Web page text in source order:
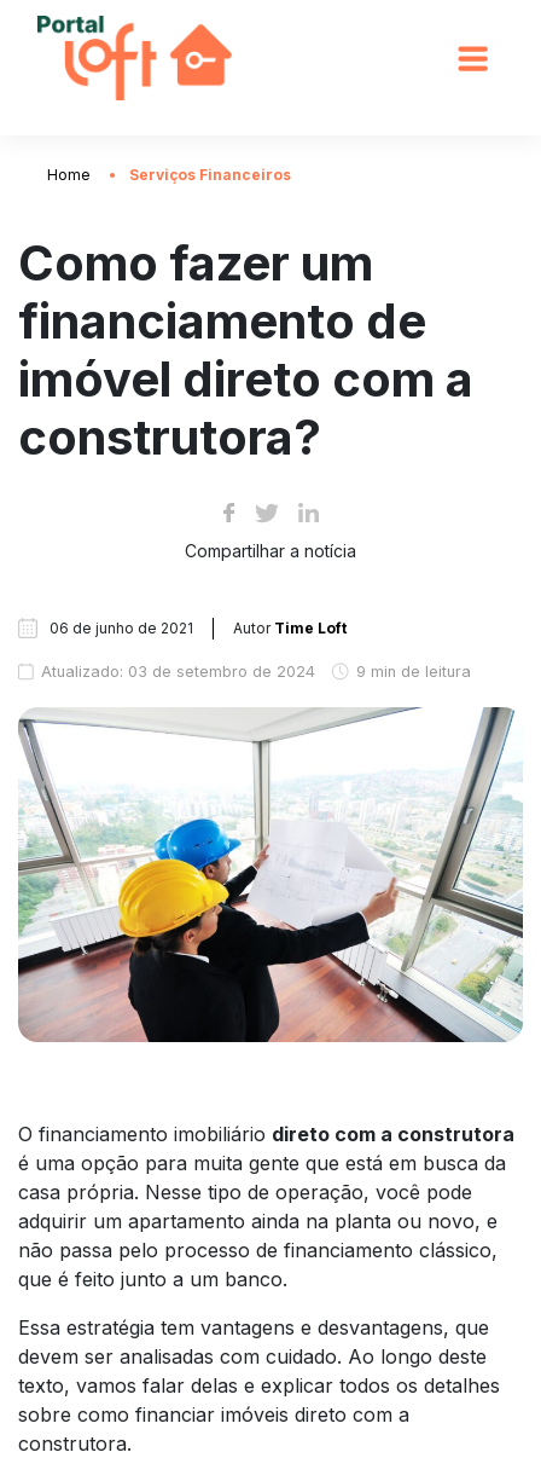
Home Serviços Financeiros
Como fazer um
financiamento de
imóvel direto com a
construtora?
Compartilhar a notícia
06 de junho de 2021 Autor Time Loft
Atualizado: 03 de setembro de 2024 9 min de leitura
O financiamento imobiliário direto com a construtora
é uma opção para muita gente que está em busca da
casa própria. Nesse tipo de operação, você pode
adquirir um apartamento ainda na planta ou novo, e
não passa pelo processo de financiamento clássico,
que é feito junto a um banco.
Essa estratégia tem vantagens e desvantagens, que
devem ser analisadas com cuidado. Ao longo deste
texto, vamos falar delas e explicar todos os detalhes
sobre como financiar imóveis direto com a
construtora.